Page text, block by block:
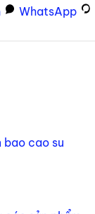
WhatsApp
bao cao su